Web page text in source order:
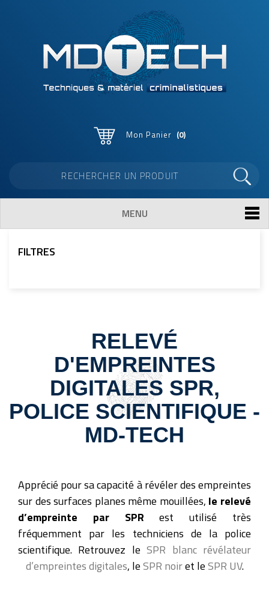
Mon Panier 0
MENU
FILTRES
RELEVÉ
D'EMPREINTES
DIGITALES SPR,
POLICE SCIENTIFIQUE -
MD-TECH
Apprécié pour sa capacité à révéler des empreintes
sur des surfaces planes même mouillées, le relevé
d’empreinte par SPR est utilisé très
fréquemment par les techniciens de la police
scientifique. Retrouvez leSPR blanc révélateur
d’empreintes digitales, leSPR noiret leSPR UV.